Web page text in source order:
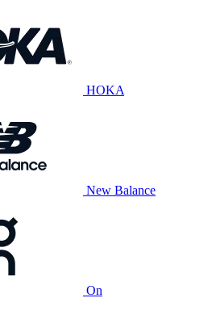
HOKA
New Balance
On